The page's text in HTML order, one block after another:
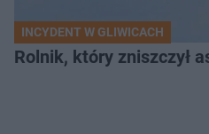
INCYDENT W GLIWICACH
Rolnik, który zniszczył